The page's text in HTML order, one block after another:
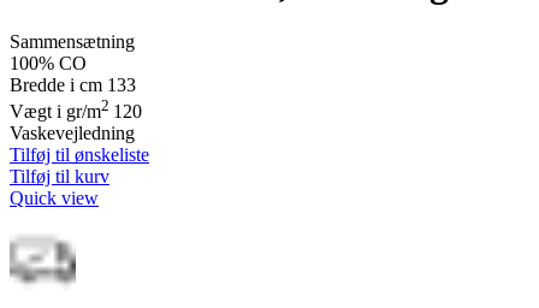
Sammensætning
100% CO
Bredde i cm 133
Vægt i gr/m2 120
Vaskevejledning
Tilføj til ønskeliste
Tilføj til kurv
Quick view